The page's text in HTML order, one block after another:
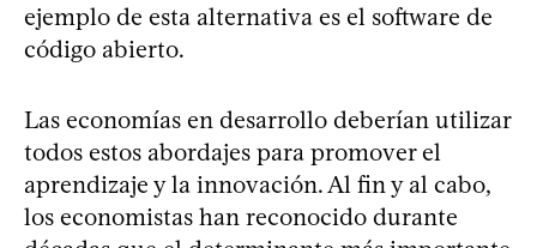
ejemplo de esta alternativa es el software de
código abierto.
Las economías en desarrollo deberían utilizar
todos estos abordajes para promover el
aprendizaje y la innovación. Al fin y al cabo,
los economistas han reconocido durante